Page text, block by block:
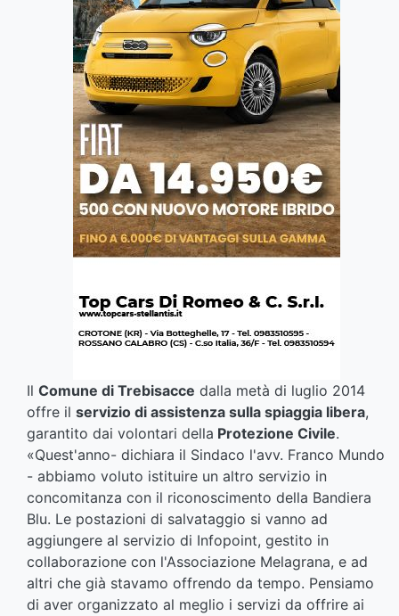
Il Comune di Trebisacce dalla metà di luglio 2014
offre il servizio di assistenza sulla spiaggia libera,
garantito dai volontari della Protezione Civile.
«Quest'anno- dichiara il Sindaco l'avv. Franco Mundo
- abbiamo voluto istituire un altro servizio in
concomitanza con il riconoscimento della Bandiera
Blu. Le postazioni di salvataggio si vanno ad
aggiungere al servizio di Infopoint, gestito in
collaborazione con l'Associazione Melagrana, e ad
altri che già stavamo offrendo da tempo. Pensiamo
di aver organizzato al meglio i servizi da offrire ai